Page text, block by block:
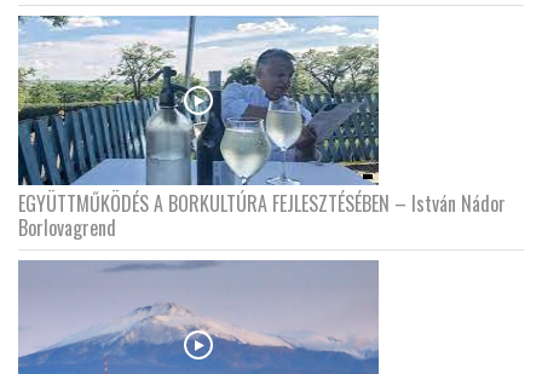
EGYÜTTMŰKÖDÉS A BORKULTÚRA FEJLESZTÉSÉBEN – István Nádor
Borlovagrend